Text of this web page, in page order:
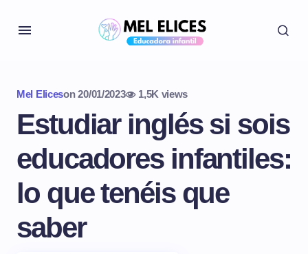
Mel Eliceson 20/01/2023 1,5K views
Estudiar inglés si sois
educadores infantiles:
lo que tenéis que
saber